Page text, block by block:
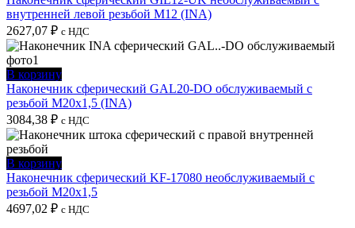
внутренней левой резьбой M12 (INA)
2627,07 ₽ с НДС
В корзину
Наконечник сферический GAL20-DO обслуживаемый с
резьбой M20x1,5 (INA)
3084,38 ₽ с НДС
В корзину
Наконечник сферический KF-17080 необслуживаемый с
резьбой M20x1,5
4697,02 ₽ с НДС